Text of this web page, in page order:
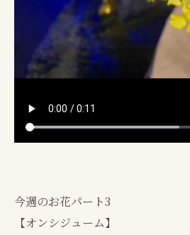
今週のお花パート3
【オンシジューム】